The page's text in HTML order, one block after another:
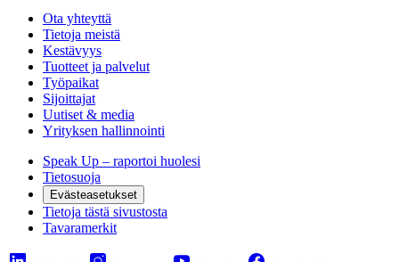
Ota yhteyttä
Tietoja meistä
Kestävyys
Tuotteet ja palvelut
Työpaikat
Sijoittajat
Uutiset & media
Yrityksen hallinnointi
Speak Up – raportoi huolesi
Tietosuoja
Evästeasetukset
Tietoja tästä sivustosta
Tavaramerkit